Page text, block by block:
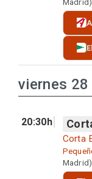
viernes
20:30h
Corta
Madrid)